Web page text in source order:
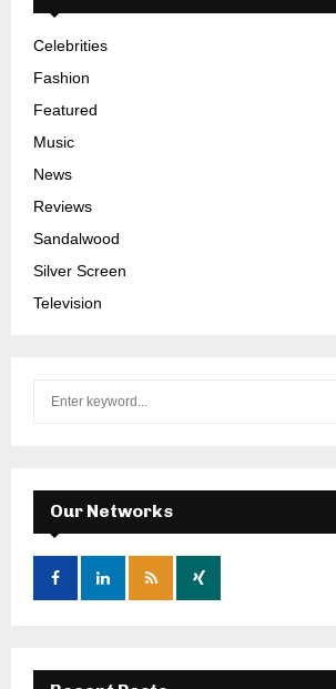
Celebrities
Fashion
Featured
Music
News
Reviews
Sandalwood
Silver Screen
Television
f
o
:
Our Networks